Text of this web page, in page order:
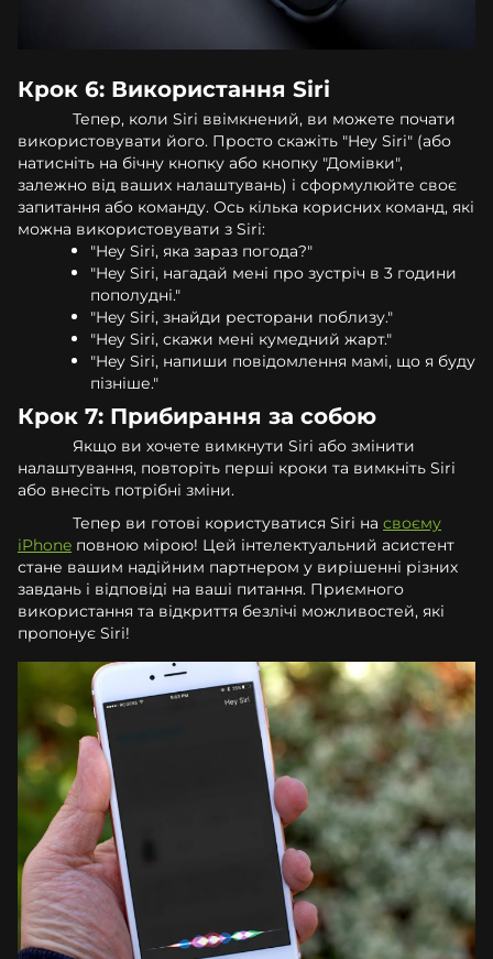
Крок 6: Використання Siri
Тепер, коли Siri ввімкнений, ви можете почати
використовувати його. Просто скажіть "Hey Siri" (або
натисніть на бічну кнопку або кнопку "Домівки",
залежно від ваших налаштувань) і сформулюйте своє
запитання або команду. Ось кілька корисних команд, які
можна використовувати з Siri:
"Hey Siri, яка зараз погода?"
"Hey Siri, нагадай мені про зустріч в 3 години
пополудні."
"Hey Siri, знайди ресторани поблизу."
"Hey Siri, скажи мені кумедний жарт."
"Hey Siri, напиши повідомлення мамі, що я буду
пізніше."
Крок 7: Прибирання за собою
Якщо ви хочете вимкнути Siri або змінити
налаштування, повторіть перші кроки та вимкніть Siri
або внесіть потрібні зміни.
Тепер ви готові користуватися Siri на своєму
iPhone повною мірою! Цей інтелектуальний асистент
стане вашим надійним партнером у вирішенні різних
завдань і відповіді на ваші питання. Приємного
використання та відкриття безлічі можливостей, які
пропонує Siri!